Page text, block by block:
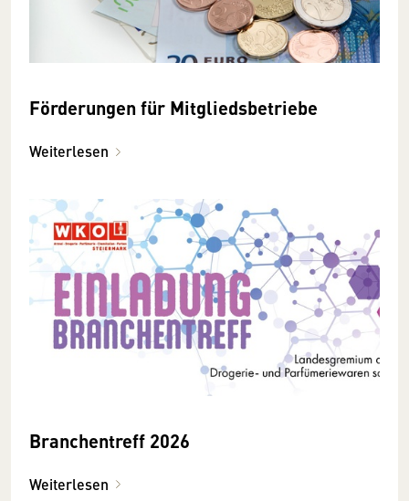
Förderungen für Mitgliedsbetriebe
Weiterlesen
Branchentreff 2026
Weiterlesen